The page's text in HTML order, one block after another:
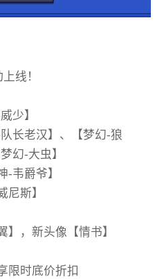
线！
少】
长老汉】、【梦幻-狼
幻-大虫】
-韦爵爷】
尼斯】
】，新头像【情书】
限时底价折扣